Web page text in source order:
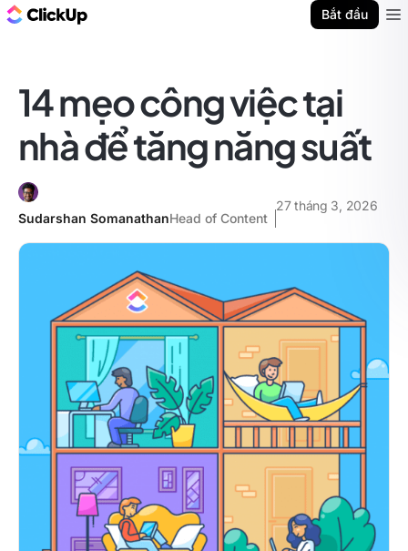
Bắt đầu
14 mẹo công việc tại
nhà để tăng năng suất
Sudarshan SomanathanHead of Content
27 tháng 3, 2026